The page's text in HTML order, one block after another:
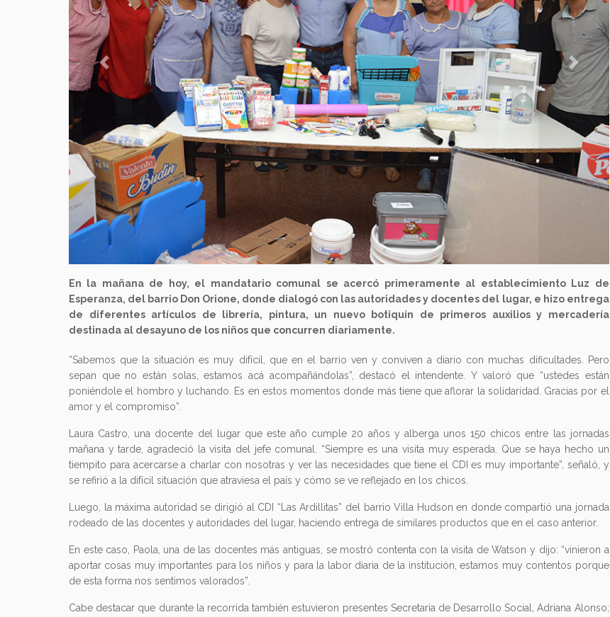
Previous Next
En la mañana de hoy, el mandatario comunal se acercó primeramente al establecimiento Luz de
Esperanza, del barrio Don Orione, donde dialogó con las autoridades y docentes del lugar, e hizo entrega
de diferentes artículos de librería, pintura, un nuevo botiquín de primeros auxilios y mercadería
destinada al desayuno de los niños que concurren diariamente.
“Sabemos que la situación es muy difícil, que en el barrio ven y conviven a diario con muchas dificultades. Pero
sepan que no están solas, estamos acá acompañándolas”, destacó el intendente. Y valoró que “ustedes están
poniéndole el hombro y luchando. Es en estos momentos donde más tiene que aflorar la solidaridad. Gracias por el
amor y el compromiso”.
Laura Castro, una docente del lugar que este año cumple 20 años y alberga unos 150 chicos entre las jornadas
mañana y tarde, agradeció la visita del jefe comunal. “Siempre es una visita muy esperada. Que se haya hecho un
tiempito para acercarse a charlar con nosotras y ver las necesidades que tiene el CDI es muy importante”, señaló, y
se refirió a la difícil situación que atraviesa el país y cómo se ve reflejado en los chicos.
Luego, la máxima autoridad se dirigió al CDI “Las Ardillitas” del barrio Villa Hudson en donde compartió una jornada
rodeado de las docentes y autoridades del lugar, haciendo entrega de similares productos que en el caso anterior.
En este caso, Paola, una de las docentes más antiguas, se mostró contenta con la visita de Watson y dijo: “vinieron a
aportar cosas muy importantes para los niños y para la labor diaria de la institución, estamos muy contentos porque
de esta forma nos sentimos valorados”.
Cabe destacar que durante la recorrida también estuvieron presentes Secretaria de Desarrollo Social, Adriana Alonso;